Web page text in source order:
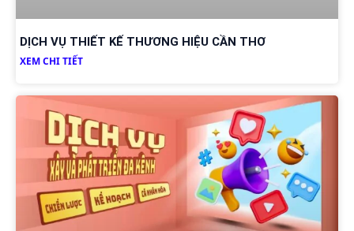
DỊCH VỤ THIẾT KẾ THƯƠNG HIỆU CẦN THƠ
XEM CHI TIẾT